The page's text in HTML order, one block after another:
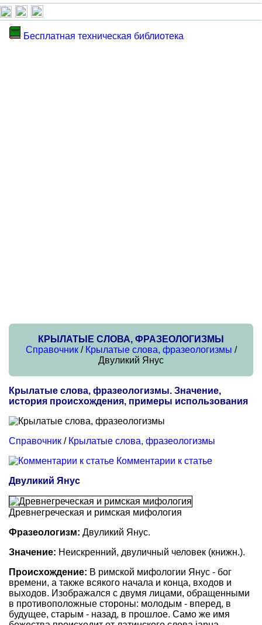
Бесплатная техническая библиотека
КРЫЛАТЫЕ СЛОВА, ФРАЗЕОЛОГИЗМЫ
Справочник/ Крылатые слова, фразеологизмы /
Двуликий Янус
Крылатые слова, фразеологизмы. Значение,
история происхождения, примеры использования
Справочник / Крылатые слова, фразеологизмы
Комментарии к статье
Двуликий Янус
Древнегреческая и римская мифология
Фразеологизм: Двуликий Янус.
Значение: Неискренний, двуличный человек (книжн.).
Происхождение: В римской мифологии Янус - бог
времени, а также всякого начала и конца, входов и
выходов. Изображался с двумя лицами, обращенными
в противоположные стороны: молодым - вперед, в
будущее, старым - назад, в прошлое. Само же имя